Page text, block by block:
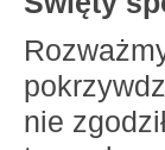
nie